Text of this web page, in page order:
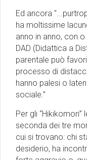
Ed ancora
ha moltissime
anno in anno, con
DAD (Didattica a
parentale può
processo di
hanno palesi o
sociale.”
Per gli
seconda dei tre
cui si trovano: chi
desiderio, ha